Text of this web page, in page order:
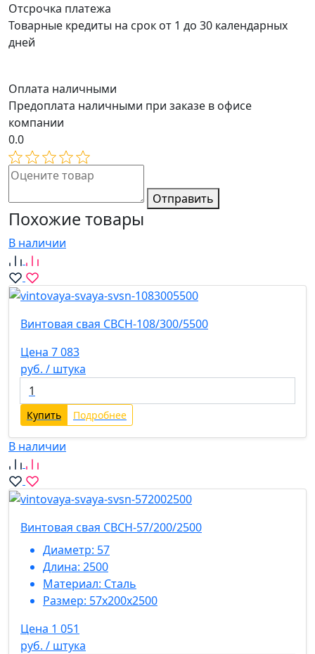
Отсрочка платежа
Товарные кредиты на срок от 1 до 30 календарных
дней
Оплата наличными
Предоплата наличными при заказе в офисе
компании
0.0
Отправить
Похожие товары
В наличии
Винтовая свая СВСН-108/300/5500
Цена 7 083
руб. / штука
Купить Подробнее
В наличии
Винтовая свая СВСН-57/200/2500
Диаметр: 57
Длина: 2500
Материал: Сталь
Размер: 57х200х2500
Цена 1 051
руб. / штука